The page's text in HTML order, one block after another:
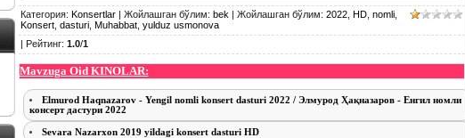
Категория: Konsertlar| Жойлашган бўлим: bek | Жойлашган бўлим: 2022, HD, nomli,
Konsert, dasturi, Muhabbat, yulduz usmonova
| Рейтинг: 1.0/1
Mavzuga Oid KINOLAR:
Elmurod Haqnazarov - Yengil nomli konsert dasturi 2022 / Элмурод Ҳақназаров - Енгил номли
консерт дастури 2022
Sevara Nazarxon 2019 yildagi konsert dasturi HD